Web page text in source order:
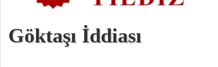
Göktaşı İddiası